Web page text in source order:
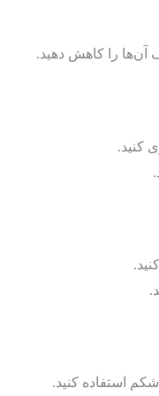
کنید.
استفاده کنید.